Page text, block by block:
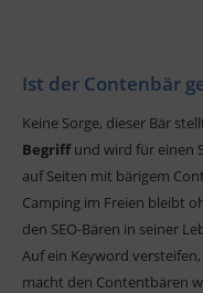
Ist der Contenbär
Keine Sorge, dieser Bär
Begriffund wird für einen
auf Seiten mit bärigem
Camping im Freien bleibt
den SEO-Bären in seiner
Auf ein Keyword
macht den Contentbären